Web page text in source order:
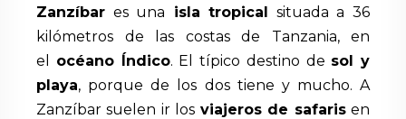
Zanzíbar es una isla tropical situada a 36
kilómetros de las costas de Tanzania, en
el océano Índico. El típico destino de sol y
playa, porque de los dos tiene y mucho. A
Zanzíbar suelen ir los viajeros de safarisen